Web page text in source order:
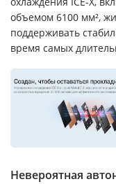
объемом 6100 мм²,
поддерживать
время самых
Невероятная